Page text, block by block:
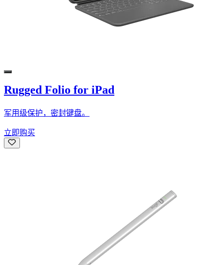
Rugged Folio for iPad
军用级保护，密封键盘。
立即购买